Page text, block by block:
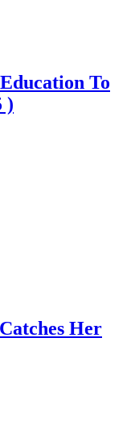
To
)
Her